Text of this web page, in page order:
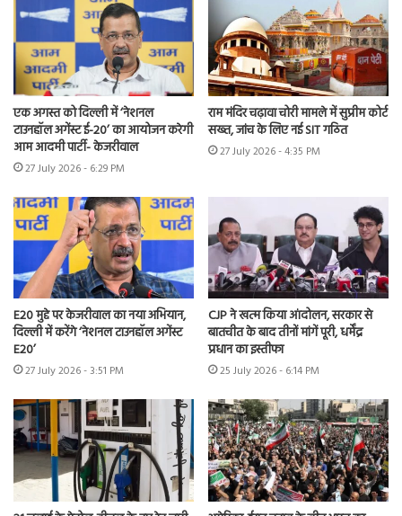
एक अगस्त को दिल्ली में ‘नेशनल
टाउनहॉल अगेंस्ट ई-20’ का आयोजन करेगी
आम आदमी पार्टी- केजरीवाल
27 July 2026 - 6:29 PM
राम मंदिर चढ़ावा चोरी मामले में सुप्रीम कोर्ट
सख्त, जांच के लिए नई SIT गठित
27 July 2026 - 4:35 PM
E20 मुद्दे पर केजरीवाल का नया अभियान,
दिल्ली में करेंगे ‘नेशनल टाउनहॉल अगेंस्ट
E20’
27 July 2026 - 3:51 PM
CJP ने खत्म किया आंदोलन, सरकार से
बातचीत के बाद तीनों मांगें पूरी, धर्मेंद्र
प्रधान का इस्तीफा
25 July 2026 - 6:14 PM